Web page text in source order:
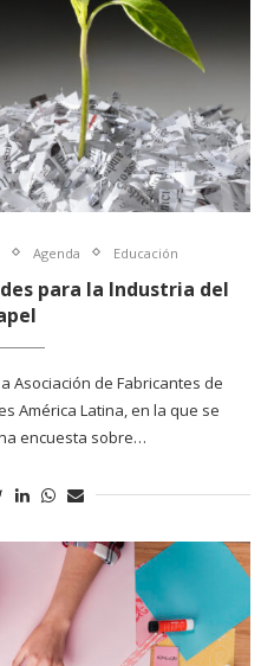
Agenda Educación
para la Industria del
Asociación de Fabricantes de
América Latina, en la que se
encuesta sobre…